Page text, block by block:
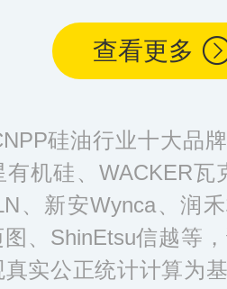
查看更多
硅油行业十大品
有机硅、WACKER瓦
、新安Wynca、润
图、ShinEtsu信越等
真实公正统计计算为